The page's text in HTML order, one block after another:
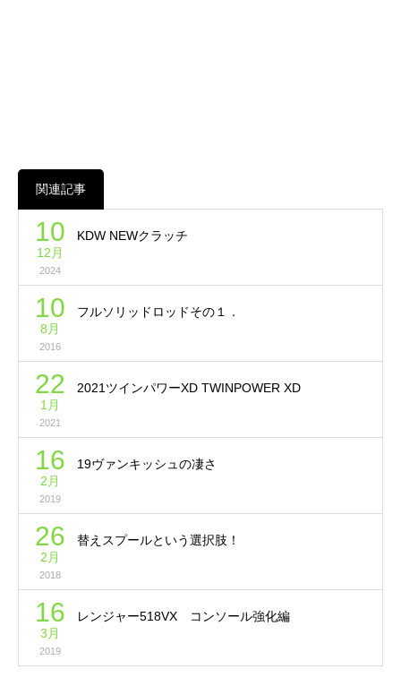
関連記事
10
12月
2024
KDW NEWクラッチ
10
8月
2016
フルソリッドロッドその１．
22
1月
2021
2021ツインパワーXD TWINPOWER XD
16
2月
2019
19ヴァンキッシュの凄さ
26
2月
2018
替えスプールという選択肢！
16
3月
2019
レンジャー518VX コンソール強化編